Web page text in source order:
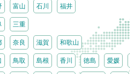
富山 石川 福井
三重
奈良 滋賀 和歌山
鳥取 島根 香川 徳島 愛媛